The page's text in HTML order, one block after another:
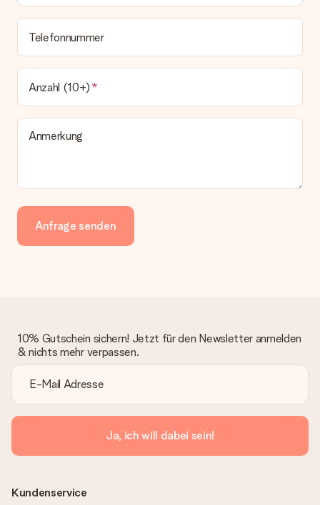
Telefonnummer
Anzahl (10+)
Anmerkung
Anfrage senden
10% Gutschein sichern! Jetzt für den Newsletter anmelden
& nichts mehr verpassen.
Ja, ich will dabei sein!
Kundenservice